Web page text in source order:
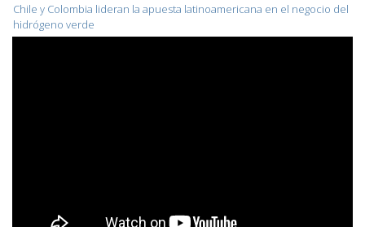
Chile y Colombia lideran la apuesta latinoamericana en el negocio del
hidrógeno verde